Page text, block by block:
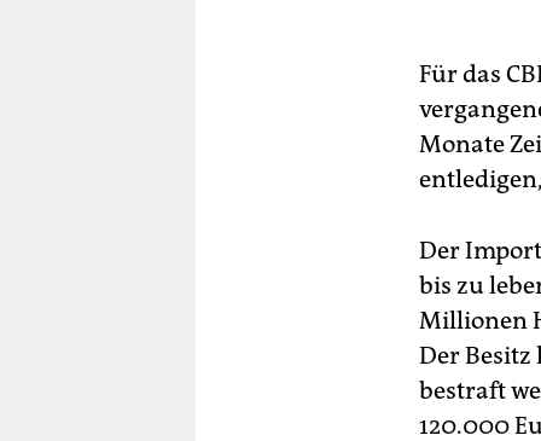
Für das
Monate
Der
bis zu
Millionen
Der Besitz
bestraft
120.000